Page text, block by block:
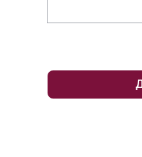
активного